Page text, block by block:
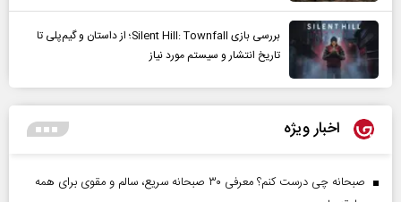
بررسی بازی Silent Hill: Townfall؛ از داستان و گیم‌پلی تا
تاریخ انتشار و سیستم مورد نیاز
اخبار ویژه
صبحانه چی درست کنم؟ معرفی ۳۰ صبحانه سریع، سالم و مقوی برای همه